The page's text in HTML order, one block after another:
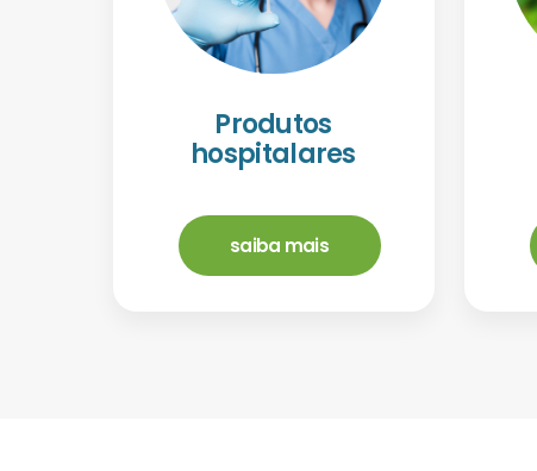
Produtos
hospitalares
saiba mais